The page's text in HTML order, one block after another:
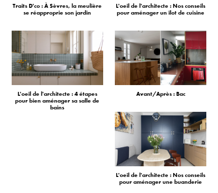
Traits D'co : À Sèvres, la meulière
se réapproprie son jardin
L'oeil de l'architecte : Nos conseils
pour aménager un îlot de cuisine
L'oeil de l'architecte : 4 étapes
pour bien aménager sa salle de
bains
Avant/Après : Bac
L'oeil de l'architecte : Nos conseils
pour aménager une buanderie